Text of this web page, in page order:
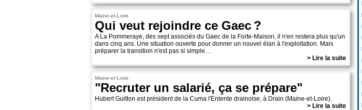
Maine-et-Loire
Qui veut rejoindre ce Gaec ?
A La Pommeraye, des sept associés du Gaec de la Forte-Maison, il n'en restera plus qu'un
dans cinq ans. Une situation ouverte pour donner un nouvel élan à l'exploitation. Mais
préparer la transition n'est pas si simple…
> Lire la suite
Maine-et-Loire
"Recruter un salarié, ça se prépare"
Hubert Guitton est président de la Cuma l'Entente drainoise, à Drain (Maine-et-Loire).
> Lire la suite